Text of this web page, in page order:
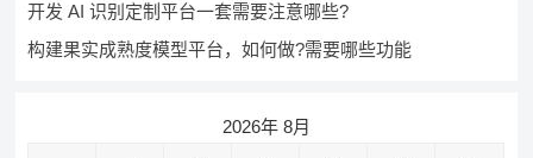
开发 AI 识别定制平台一套需要注意哪些?
构建果实成熟度模型平台，如何做?需要哪些功能
2026年 8月